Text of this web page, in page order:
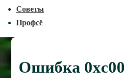
Советы
Профсё
Ошибка